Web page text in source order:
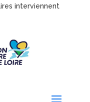
interviennent